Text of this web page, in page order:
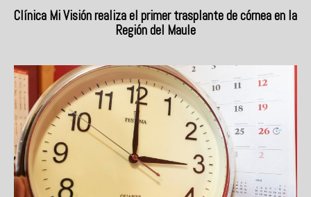
Clínica Mi Visión realiza el primer trasplante de córnea en la
Región del Maule